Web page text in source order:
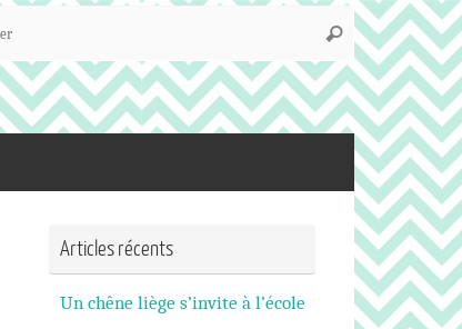
Recherche
pour
:
Rechercher
Articles récents
Un chêne liège s’invite à l’école